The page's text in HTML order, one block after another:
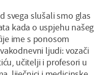
svega slušali smo glas
kada o uspjehu našeg
ime s ponosom
ljudi: vozači
učitelji i profesori u